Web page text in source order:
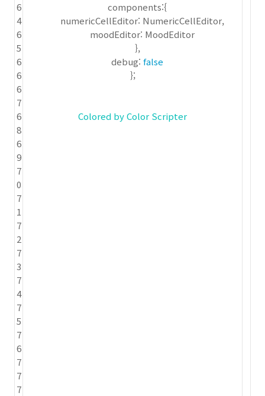
6
4
6
5
6
6
6
7
6
8
6
9
7
0
7
1
7
2
7
3
7
4
7
5
7
6
7
7
7
components:{
numericCellEditor: NumericCellEditor,
moodEditor: MoodEditor
},
debug: false
};
Colored by Color Scripter